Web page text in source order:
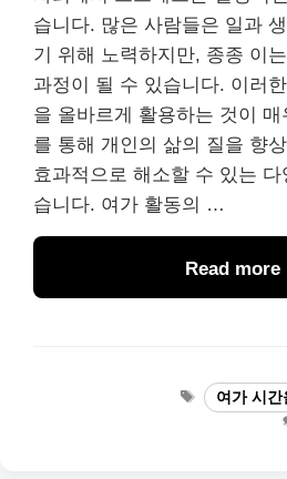
습니다. 많은 사람들은 일과
기 위해 노력하지만, 종종 이
과정이 될 수 있습니다. 이러
을 올바르게 활용하는 것이
를 통해 개인의 삶의 질을 향
효과적으로 해소할 수 있는
습니다. 여가 활동의 …
Read more
Tags여가 시